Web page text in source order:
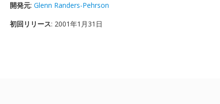
開発元: Glenn Randers-Pehrson
初回リリース: 2001年1月31日